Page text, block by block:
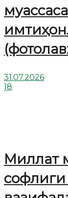
31.07.2026
18
Миллат